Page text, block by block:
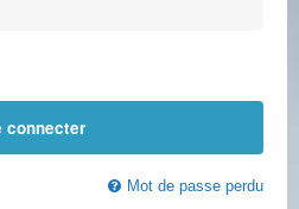
Mot de passe perdu